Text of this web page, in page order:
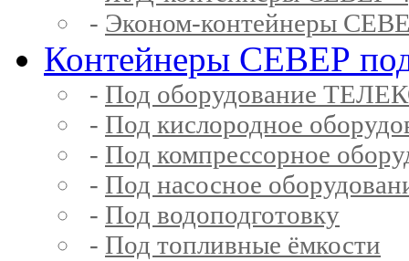
- Эконом-контейнеры
Контейнеры СЕВЕР
- Под оборудование
- Под кислородное
- Под компрессорное
- Под насосное
- Под водоподготовку
- Под топливные ёмкости